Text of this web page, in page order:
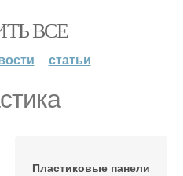
ВСЕ
статьи
Пластиковые панели